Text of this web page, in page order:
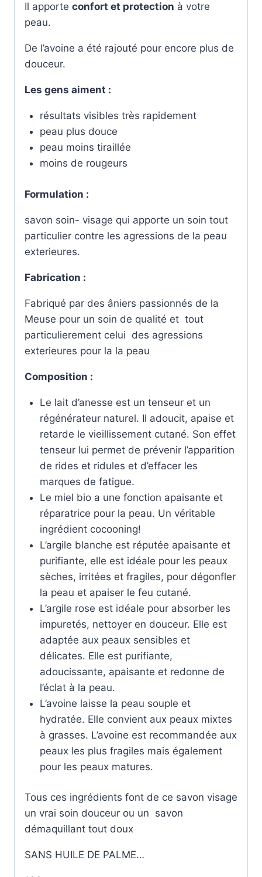
Il apporte confort et protection à votre
peau.
De l’avoine a été rajouté pour encore plus de
douceur.
Les gens aiment :
résultats visibles très rapidement
peau plus douce
peau moins tiraillée
moins de rougeurs
Formulation :
savon soin- visage qui apporte un soin tout
particulier contre les agressions de la peau
exterieures.
Fabrication :
Fabriqué par des âniers passionnés de la
Meuse pour un soin de qualité et tout
particulierement celui des agressions
exterieures pour la la peau
Composition :
Le lait d’anesse est un tenseur et un
régénérateur naturel. Il adoucit, apaise et
retarde le vieillissement cutané. Son effet
tenseur lui permet de prévenir l’apparition
de rides et ridules et d’effacer les
marques de fatigue.
Le miel bio a une fonction apaisante et
réparatrice pour la peau. Un véritable
ingrédient cocooning!
L’argile blanche est réputée apaisante et
purifiante, elle est idéale pour les peaux
sèches, irritées et fragiles, pour dégonfler
la peau et apaiser le feu cutané.
L’argile rose est idéale pour absorber les
impuretés, nettoyer en douceur. Elle est
adaptée aux peaux sensibles et
délicates. Elle est purifiante,
adoucissante, apaisante et redonne de
l’éclat à la peau.
L’avoine laisse la peau souple et
hydratée. Elle convient aux peaux mixtes
à grasses. L’avoine est recommandée aux
peaux les plus fragiles mais également
pour les peaux matures.
Tous ces ingrédients font de ce savon visage
un vrai soin douceur ou un savon
démaquillant tout doux
SANS HUILE DE PALME…